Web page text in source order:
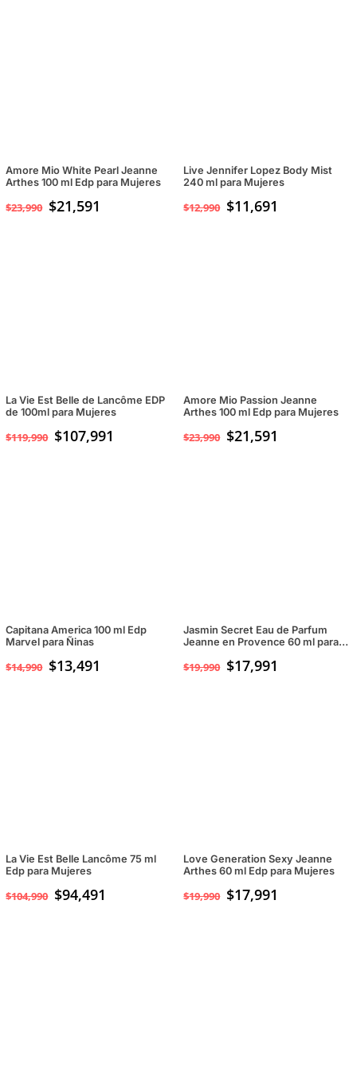
Amore Mio White Pearl Jeanne
Arthes 100 ml Edp para Mujeres
$23,990 $21,591
Live Jennifer Lopez Body Mist
240 ml para Mujeres
$12,990 $11,691
La Vie Est Belle de Lancôme EDP
de 100ml para Mujeres
$119,990 $107,991
Amore Mio Passion Jeanne
Arthes 100 ml Edp para Mujeres
$23,990 $21,591
Capitana America 100 ml Edp
Marvel para Ñinas
$14,990 $13,491
Jasmin Secret Eau de Parfum
Jeanne en Provence 60 ml para
$19,990 $17,991
La Vie Est Belle Lancôme 75 ml
Edp para Mujeres
$104,990 $94,491
Love Generation Sexy Jeanne
Arthes 60 ml Edp para Mujeres
$19,990 $17,991